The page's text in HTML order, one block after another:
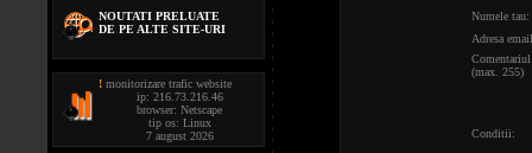
NOUTATI PRELUATE
DE PE ALTE SITE-URI
! monitorizare trafic website
ip: 216.73.216.46
browser: Netscape
tip os: Linux
7 august 2026
Numele tau:
Adresa
(max. 255)
Conditii: